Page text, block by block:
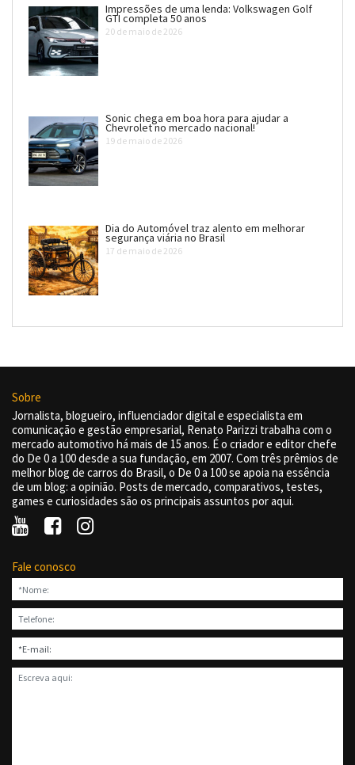
Impressões de uma lenda: Volkswagen Golf
GTI completa 50 anos
20 de maio de 2026
Sonic chega em boa hora para ajudar a
Chevrolet no mercado nacional!
19 de maio de 2026
Dia do Automóvel traz alento em melhorar
segurança viária no Brasil
17 de maio de 2026
Sobre
Jornalista, blogueiro, influenciador digital e especialista em
comunicação e gestão empresarial, Renato Parizzi trabalha com o
mercado automotivo há mais de 15 anos. É o criador e editor chefe
do De 0 a 100 desde a sua fundação, em 2007. Com três prêmios de
melhor blog de carros do Brasil, o De 0 a 100 se apoia na essência
de um blog: a opinião. Posts de mercado, comparativos, testes,
games e curiosidades são os principais assuntos por aqui.
Fale conosco